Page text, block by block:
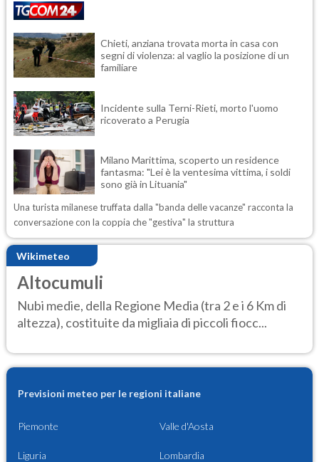
Chieti, anziana trovata morta in casa con
segni di violenza: al vaglio la posizione di un
familiare
Incidente sulla Terni-Rieti, morto l'uomo
ricoverato a Perugia
Milano Marittima, scoperto un residence
fantasma: "Lei è la ventesima vittima, i soldi
sono già in Lituania"
Una turista milanese truffata dalla "banda delle vacanze" racconta la
conversazione con la coppia che "gestiva" la struttura
Wikimeteo
Altocumuli
Nubi medie, della Regione Media (tra 2 e i 6 Km di
altezza), costituite da migliaia di piccoli fiocc...
Previsioni meteo per le regioni italiane
Piemonte Valle d'Aosta
Liguria Lombardia